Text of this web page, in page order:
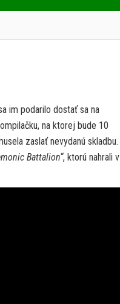
im podarilo dostať sa na
na ktorej bude 10
zaslať nevydanú skladbu.
Battalion“, ktorú nahrali v